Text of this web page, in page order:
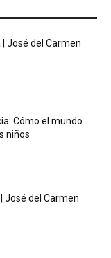
José del Carmen
Cómo el mundo
niños
José del Carmen